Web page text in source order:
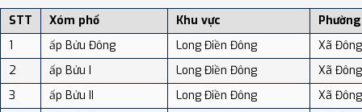
STT Xóm phố Khu vực
1
ấp Bửu Đông Long Điền Đông
Xã
2
ấp Bửu I Long Điền Đông
Xã
3
ấp Bửu II Long Điền Đông
Xã